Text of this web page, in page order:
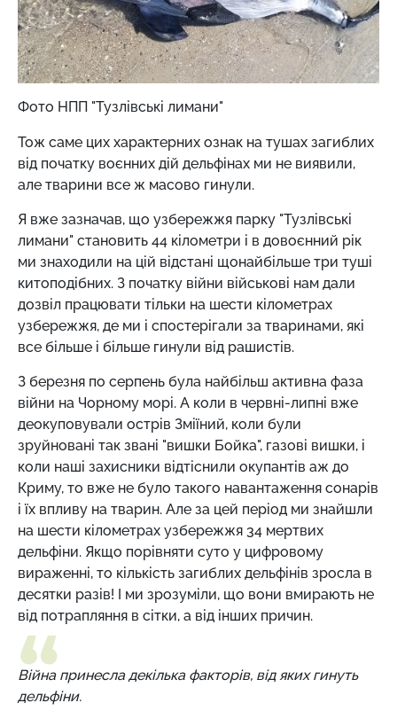
Фото НПП "Тузлівські лимани"
Тож саме цих характерних ознак на тушах загиблих
від початку воєнних дій дельфінах ми не виявили,
але тварини все ж масово гинули.
Я вже зазначав, що узбережжя парку "Тузлівські
лимани" становить 44 кілометри і в довоєнний рік
ми знаходили на цій відстані щонайбільше три туші
китоподібних. З початку війни військові нам дали
дозвіл працювати тільки на шести кілометрах
узбережжя, де ми і спостерігали за тваринами, які
все більше і більше гинули від рашистів.
З березня по серпень була найбільш активна фаза
війни на Чорному морі. А коли в червні-липні вже
деокуповували острів Зміїний, коли були
зруйновані так звані "вишки Бойка", газові вишки, і
коли наші захисники відтіснили окупантів аж до
Криму, то вже не було такого навантаження сонарів
і їх впливу на тварин. Але за цей період ми знайшли
на шести кілометрах узбережжя 34 мертвих
дельфіни. Якщо порівняти суто у цифровому
вираженні, то кількість загиблих дельфінів зросла в
десятки разів! І ми зрозуміли, що вони вмирають не
від потрапляння в сітки, а від інших причин.
Війна принесла декілька факторів, від яких гинуть
дельфіни.